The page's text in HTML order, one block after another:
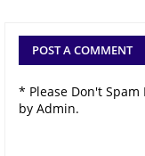
POST A COMMENT
* Please Don't
by Admin.